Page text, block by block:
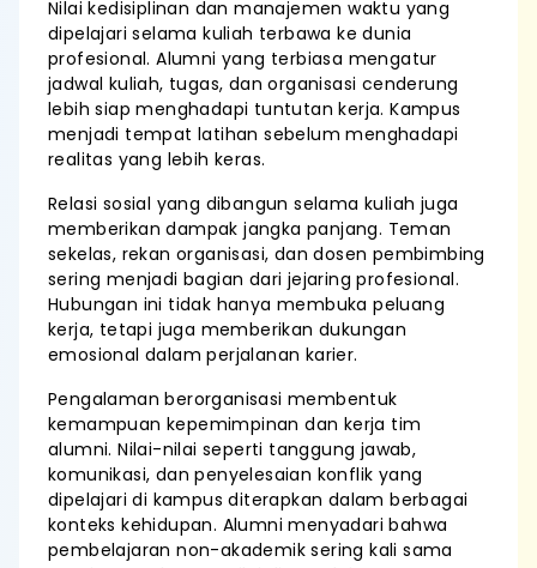
Nilai kedisiplinan dan manajemen waktu yang
dipelajari selama kuliah terbawa ke dunia
profesional. Alumni yang terbiasa mengatur
jadwal kuliah, tugas, dan organisasi cenderung
lebih siap menghadapi tuntutan kerja. Kampus
menjadi tempat latihan sebelum menghadapi
realitas yang lebih keras.
Relasi sosial yang dibangun selama kuliah juga
memberikan dampak jangka panjang. Teman
sekelas, rekan organisasi, dan dosen pembimbing
sering menjadi bagian dari jejaring profesional.
Hubungan ini tidak hanya membuka peluang
kerja, tetapi juga memberikan dukungan
emosional dalam perjalanan karier.
Pengalaman berorganisasi membentuk
kemampuan kepemimpinan dan kerja tim
alumni. Nilai-nilai seperti tanggung jawab,
komunikasi, dan penyelesaian konflik yang
dipelajari di kampus diterapkan dalam berbagai
konteks kehidupan. Alumni menyadari bahwa
pembelajaran non-akademik sering kali sama